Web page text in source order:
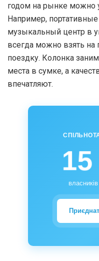
годом на рынке можно
Например,
музыкальный центр в
всегда можно взять на
поездку. Колонка
места в сумке, а
впечатляют.